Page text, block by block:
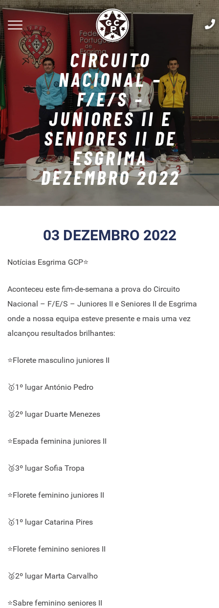
CIRCUITO
NACIONAL –
F/E/S –
JUNIORES II E
SENIORES II DE
ESGRIMA
DEZEMBRO 2022
03 DEZEMBRO 2022
Notícias Esgrima GCP⭐
Aconteceu este fim-de-semana a prova do Circuito
Nacional – F/E/S – Juniores II e Seniores II de Esgrima
onde a nossa equipa esteve presente e mais uma vez
alcançou resultados brilhantes:
⭐Florete masculino juniores II
🥇1º lugar António Pedro
🥈2º lugar Duarte Menezes
⭐Espada feminina juniores II
🥉3º lugar Sofia Tropa
⭐Florete feminino juniores II
🥇1º lugar Catarina Pires
⭐Florete feminino seniores II
🥈2º lugar Marta Carvalho
⭐Sabre feminino seniores II